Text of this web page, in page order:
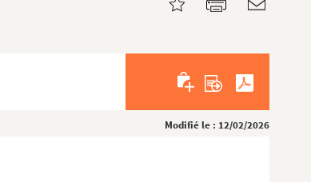
Modifié le : 12/02/2026